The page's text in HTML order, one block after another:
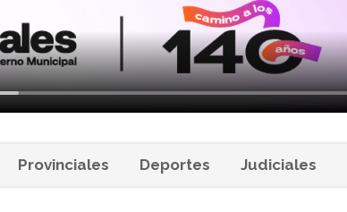
Provinciales Deportes Judiciales